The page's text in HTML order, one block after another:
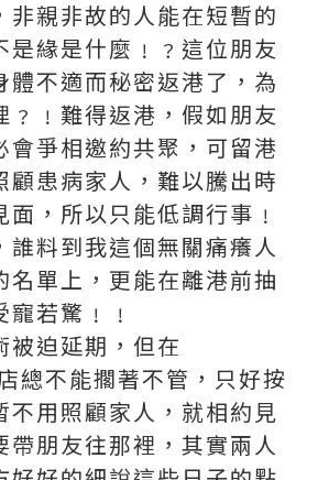
非親非故的人能在短暫的
是緣是什麼﹗﹖這位朋友
體不適而秘密返港了，為
﹖﹗難得返港，假如朋友
會爭相邀約共聚，可留港
顧患病家人，難以騰出時
，所以只能低調行事﹗
誰料到我這個無關痛癢人
名單上，更能在離港前抽
若驚﹗﹗
被迫延期，但在
總不能擱著不管，只好按
不用照顧家人，就相約見
帶朋友往那裡，其實兩人